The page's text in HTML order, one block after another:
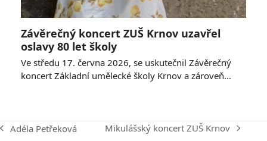
Závěrečný koncert ZUŠ Krnov uzavřel
oslavy 80 let školy
Ve středu 17. června 2026, se uskutečnil Závěrečný
koncert Základní umělecké školy Krnov a zároveň…
previous
Adéla Petřeková
next
Mikulášský koncert ZUŠ Krnov